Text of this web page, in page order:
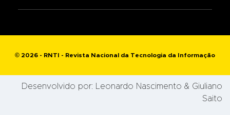
© 2026 - RNTI - Revista Nacional da Tecnologia da Informação
Desenvolvido por: Leonardo Nascimento & Giuliano
Saito